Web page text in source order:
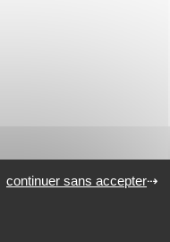
continuer sans accepter